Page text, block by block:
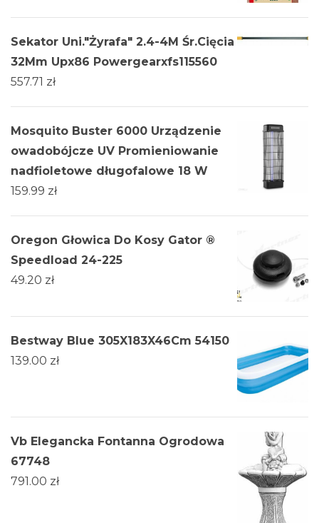
Sekator Uni."Żyrafa" 2.4-4M Śr.Cięcia
32Mm Upx86 Powergearxfs115560
557.71 zł
Mosquito Buster 6000 Urządzenie
owadobójcze UV Promieniowanie
nadfioletowe długofalowe 18 W
159.99 zł
Oregon Głowica Do Kosy Gator ®
Speedload 24-225
49.20 zł
Bestway Blue 305X183X46Cm 54150
139.00 zł
Vb Elegancka Fontanna Ogrodowa
67748
791.00 zł